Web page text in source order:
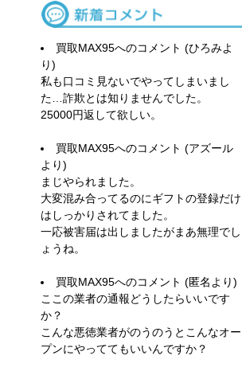
買取MAX95へのコメント (ひろみよ
り)
私も口コミ見ないでやってしまいまし
た…詐欺とは知りませんでした。
25000円返して欲しい。
買取MAX95へのコメント (アズール
より)
まじやられました。
大変混み合ってるのにギフトの登録だけ
はしっかりされてました。
一応被害届は出しましたがまあ無理でし
ょうね。
買取MAX95へのコメント (匿名より)
ここの業者の通報どうしたらいいです
か？
こんな悪徳業者がのうのうとこんなオー
プンにやっててもいいんですか？